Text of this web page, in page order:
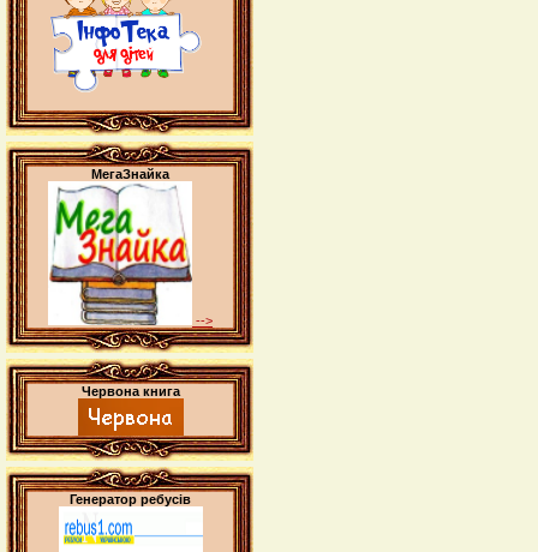
МегаЗнайка
-->
Червона книга
Генератор ребусів